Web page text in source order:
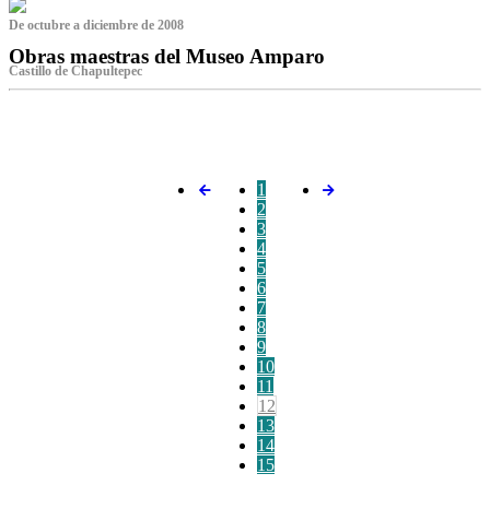
De octubre a diciembre de 2008
Obras maestras del Museo Amparo
Castillo de Chapultepec
1
2
3
4
5
6
7
8
9
10
11
12
13
14
15